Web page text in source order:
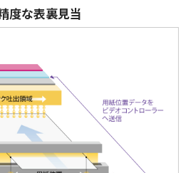
度な表裏見当